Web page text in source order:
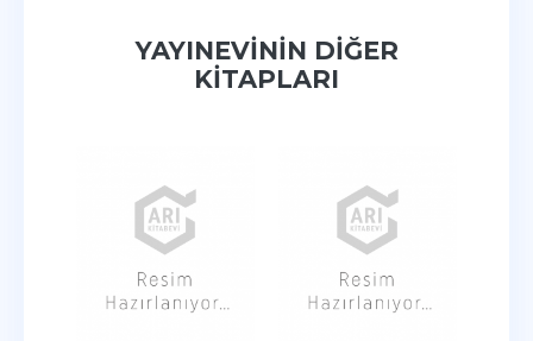
YAYINEVININ DIĞER
KITAPLARI